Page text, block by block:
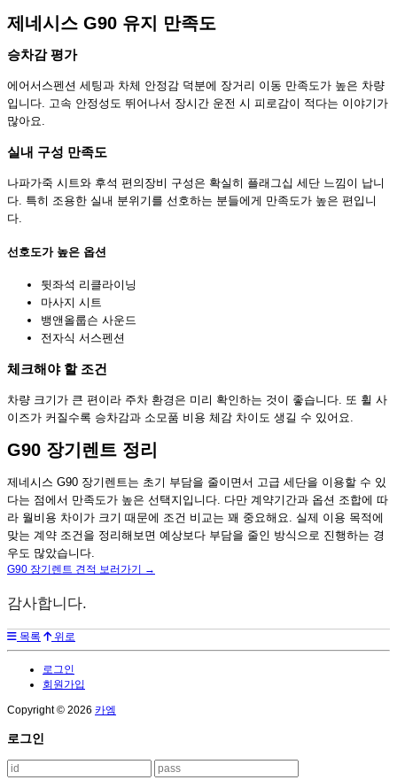
제네시스 G90 유지 만족도
승차감 평가
에어서스펜션 세팅과 차체 안정감 덕분에 장거리 이동 만족도가 높은 차량
입니다. 고속 안정성도 뛰어나서 장시간 운전 시 피로감이 적다는 이야기가
많아요.
실내 구성 만족도
나파가죽 시트와 후석 편의장비 구성은 확실히 플래그십 세단 느낌이 납니
다. 특히 조용한 실내 분위기를 선호하는 분들에게 만족도가 높은 편입니
다.
선호도가 높은 옵션
뒷좌석 리클라이닝
마사지 시트
뱅앤올룹슨 사운드
전자식 서스펜션
체크해야 할 조건
차량 크기가 큰 편이라 주차 환경은 미리 확인하는 것이 좋습니다. 또 휠 사
이즈가 커질수록 승차감과 소모품 비용 체감 차이도 생길 수 있어요.
G90 장기렌트 정리
제네시스 G90 장기렌트는 초기 부담을 줄이면서 고급 세단을 이용할 수 있
다는 점에서 만족도가 높은 선택지입니다. 다만 계약기간과 옵션 조합에 따
라 월비용 차이가 크기 때문에 조건 비교는 꽤 중요해요. 실제 이용 목적에
맞는 계약 조건을 정리해보면 예상보다 부담을 줄인 방식으로 진행하는 경
우도 많았습니다.
G90 장기렌트 견적 보러가기 →
감사합니다.
목록 위로
로그인
회원가입
Copyright © 2026 카엠
로그인